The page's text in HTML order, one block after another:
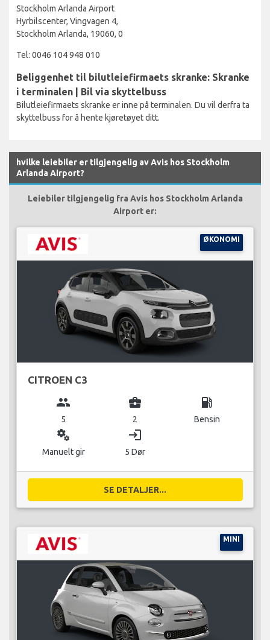
Stockholm Arlanda Airport
Hyrbilscenter, Vingvagen 4,
Stockholm Arlanda, 19060, 0
Tel: 0046 104 948 010
Beliggenhet til bilutleiefirmaets skranke: Skranke
i terminalen | Bil via skyttelbuss
Bilutleiefirmaets skranke er inne på terminalen. Du vil derfra ta
skyttelbuss for å hente kjøretøyet ditt.
hvilke leiebiler er tilgjengelig av Avis hos Stockholm
Arlanda Airport?
Leiebiler tilgjengelig fra Avis hos Stockholm Arlanda
Airport er:
ØKONOMI
CITROEN C3
group
5
business_center
2
local_gas_station
Bensin
miscellaneous_services
Manuelt gir
login
5 Dør
SE DETALJER...
MINI